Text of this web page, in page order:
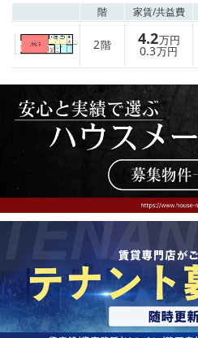
階 家賃/共益費
2階 4.2万円
0.3万円